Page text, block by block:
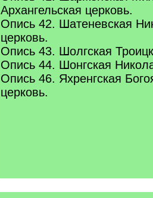
Архангельская церковь.
Опись 42. Шатеневская
церковь.
Опись 43. Шолгская
Опись 44. Шонгская
Опись 46. Яхренгская
церковь.